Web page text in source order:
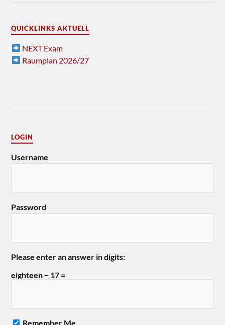
QUICKLINKS AKTUELL
NEXT Exam
Raumplan 2026/27
LOGIN
Username
Password
Please enter an answer in digits:
eighteen − 17 =
Remember Me